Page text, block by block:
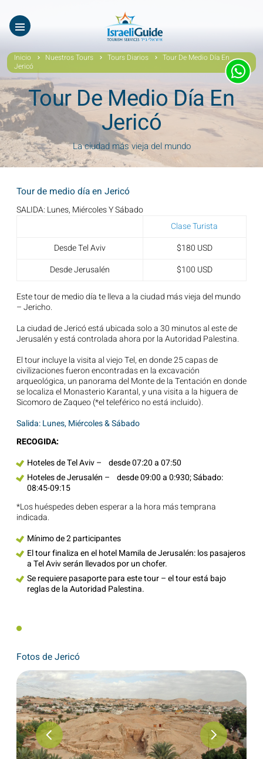
Inicio Nuestros Tours Tours Diarios
Tour De Medio Día En
Jericó
Tour De Medio Día En
Jericó
La ciudad más vieja del mundo
Tour de medio día en Jericó
SALIDA: Lunes, Miércoles Y Sábado
Clase Turista
Desde Tel Aviv
$180 USD
Desde Jerusalén
$100 USD
Este tour de medio día te lleva a la ciudad más vieja del mundo
– Jericho.
La ciudad de Jericó está ubicada solo a 30 minutos al este de
Jerusalén y está controlada ahora por la Autoridad Palestina.
El tour incluye la visita al viejo Tel, en donde 25 capas de
civilizaciones fueron encontradas en la excavación
arqueológica, un panorama del Monte de la Tentación en donde
se localiza el Monasterio Karantal, y una visita a la higuera de
Sicomoro de Zaqueo (*el teleférico no está incluido).
Salida: Lunes, Miércoles & Sábado
RECOGIDA:
Hoteles de Tel Aviv – desde 07:20 a 07:50
Hoteles de Jerusalén – desde 09:00 a 0:930; Sábado:
08:45-09:15
*Los huéspedes deben esperar a la hora más temprana
indicada.
Mínimo de 2 participantes
El tour finaliza en el hotel Mamila de Jerusalén: los pasajeros
a Tel Aviv serán llevados por un chofer.
Se requiere pasaporte para este tour – el tour está bajo
reglas de la Autoridad Palestina.
Fotos de Jericó
Nuestros Tours
Tours virtuales
Quiénes Somos
Testimonios
Galería
Videos De Israel
Noticias Covid19
עב